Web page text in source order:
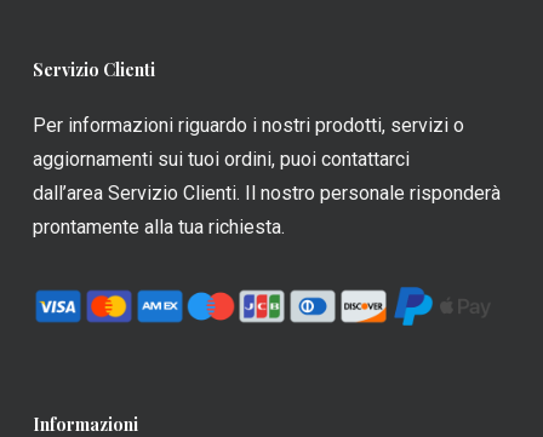
essere
scelte
nella
pagina
del
scelte
nella
pagina
Servizio Clienti
Per informazioni riguardo i nostri prodotti, servizi o
aggiornamenti sui tuoi ordini, puoi contattarci
dall’area Servizio Clienti. Il nostro personale risponderà
prontamente alla tua richiesta.
Informazioni